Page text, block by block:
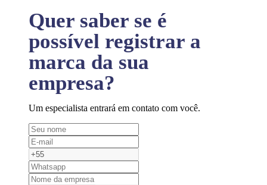
Quer saber se é
possível registrar a
marca da sua
empresa?
Um especialista entrará em contato com você.